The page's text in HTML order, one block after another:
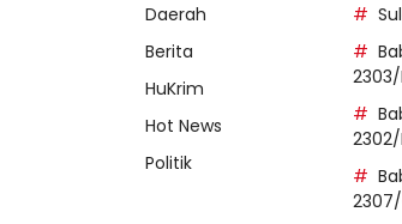
Daerah
Berita
HuKrim
Hot News
Politik